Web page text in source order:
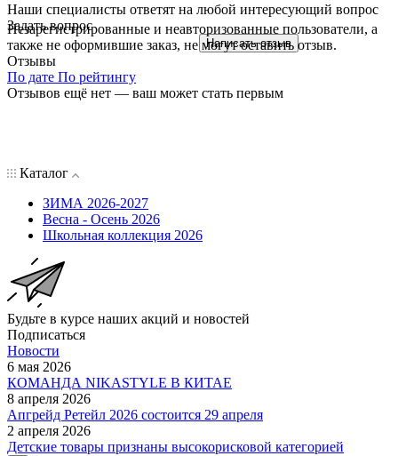
Наши специалисты ответят на любой интересующий вопрос
Задать вопрос
Написать отзыв
Незарегистрированные и неавторизованные пользователи, а
также не оформившие заказ, не могут оставить отзыв.
Отзывы
По дате По рейтингу
Отзывов ещё нет — ваш может стать первым
Каталог
ЗИМА 2026-2027
Весна - Осень 2026
Школьная коллекция 2026
Будьте в курсе наших акций и новостей
Подписаться
Новости
6 мая 2026
КОМАНДА NIKASTYLE В КИТАЕ
8 апреля 2026
Апгрейд Ретейл 2026 состоится 29 апреля
2 апреля 2026
Детские товары признаны высокорисковой категорией